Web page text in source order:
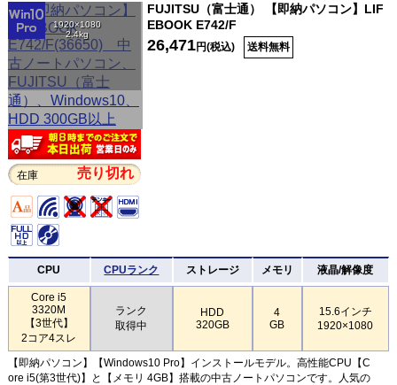
1920×1080
2.4kg
在庫 売り切れ
FUJITSU（富士通） 【即納パソコン】LIF
EBOOK E742/F
26,471円(税込) 送料無料
CPU CPUランク ストレージ メモリ 液晶/解像度
Core i5
3320M
【3世代】
2コア4スレ
ランク
取得中
HDD
320GB
4
GB
15.6インチ
1920×1080
【即納パソコン】【Windows10 Pro】インストールモデル。高性能CPU【C
ore i5(第3世代)】と【メモリ 4GB】搭載の中古ノートパソコンです。人気の